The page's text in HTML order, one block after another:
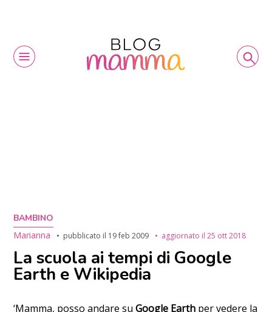
BAMBINO
Marianna
pubblicato il 19 feb 2009 aggiornato il25 ott 2018
La scuola ai tempi di Google
Earth e Wikipedia
‘Mamma, posso andare suGoogle Earth per vedere la